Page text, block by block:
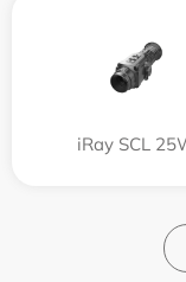
iRay SCL